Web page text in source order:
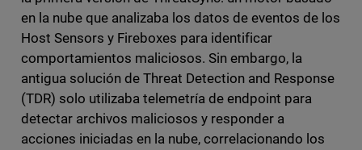
en la nube que analizaba los datos de eventos de los
Host Sensors y Fireboxes para identificar
comportamientos maliciosos. Sin embargo, la
antigua solución de Threat Detection and Response
(TDR) solo utilizaba telemetría de endpoint para
detectar archivos maliciosos y responder a
acciones iniciadas en la nube, correlacionando los